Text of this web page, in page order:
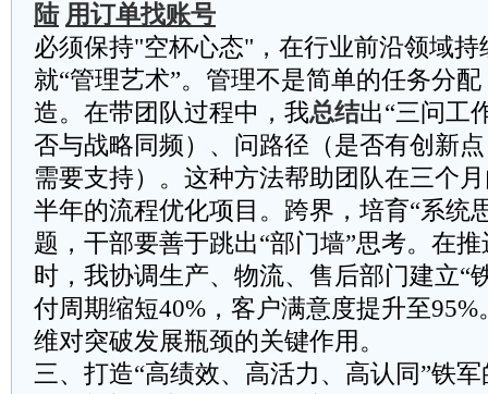
陆 用订单找账号
必须保持"空杯心态"，在行业前沿领域
就“管理艺术”。管理不是简单的任务分
造。在带团队过程中，我总结出“三问工
否与战略同频）、问路径（是否有创新
需要支持）。这种方法帮助团队在三个
半年的流程优化项目。跨界，培育“系统
题，干部要善于跳出“部门墙”思考。在
时，我协调生产、物流、售后部门建立“
付周期缩短40%，客户满意度提升至
维对突破发展瓶颈的关键作用。
三、打造“高绩效、高活力、高认同”铁